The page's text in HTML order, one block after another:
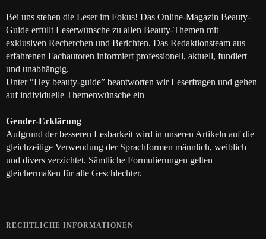
Bei uns stehen die Leser im Fokus! Das Online-Magazin Beauty-
Guide erfüllt Leserwünsche zu allen Beauty-Themen mit
exklusiven Recherchen und Berichten. Das Redaktionsteam aus
erfahrenen Fachautoren informiert professionell, aktuell, fundiert
und unabhängig.
Unter “Hey beauty-guide” beantworten wir Leserfragen und gehen
auf individuelle Themenwünsche ein
Gender-Erklärung
Aufgrund der besseren Lesbarkeit wird in unseren Artikeln auf die
gleichzeitige Verwendung der Sprachformen männlich, weiblich
und divers verzichtet. Sämtliche Formulierungen gelten
gleichermaßen für alle Geschlechter.
RECHTLICHE INFORMATIONEN